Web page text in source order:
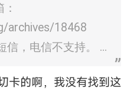
archives/18468
信，电信不支持。 ...
卡的啊，我没有找到这